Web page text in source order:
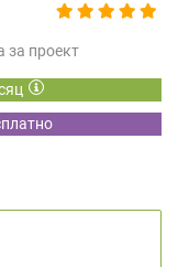
за проект